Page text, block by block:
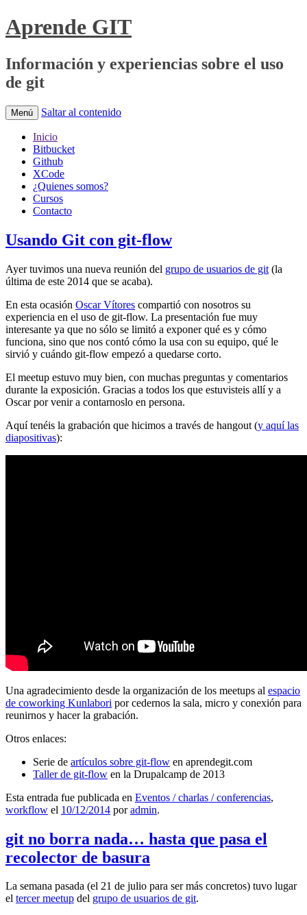
Aprende GIT
Información y experiencias sobre el uso
de git
Menú Saltar al contenido
Inicio
Bitbucket
Github
XCode
¿Quienes somos?
Cursos
Contacto
Usando Git con git-flow
Ayer tuvimos una nueva reunión del grupo de usuarios de git (la
última de este 2014 que se acaba).
En esta ocasión Oscar Vítores compartió con nosotros su
experiencia en el uso de git-flow. La presentación fue muy
interesante ya que no sólo se limitó a exponer qué es y cómo
funciona, sino que nos contó cómo la usa con su equipo, qué le
sirvió y cuándo git-flow empezó a quedarse corto.
El meetup estuvo muy bien, con muchas preguntas y comentarios
durante la exposición. Gracias a todos los que estuvisteis allí y a
Oscar por venir a contarnoslo en persona.
Aquí tenéis la grabación que hicimos a través de hangout (y aquí las
diapositivas):
Una agradecimiento desde la organización de los meetups al espacio
de coworking Kunlabori por cedernos la sala, micro y conexión para
reunirnos y hacer la grabación.
Otros enlaces:
Serie de artículos sobre git-flow en aprendegit.com
Taller de git-flow en la Drupalcamp de 2013
Esta entrada fue publicada en Eventos / charlas / conferencias,
workflow el 10/12/2014 poradmin.
git no borra nada… hasta que pasa el
recolector de basura
La semana pasada (el 21 de julio para ser más concretos) tuvo lugar
el tercer meetup del grupo de usuarios de git.